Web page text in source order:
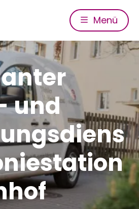
Menü
und